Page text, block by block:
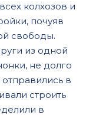
колхозов и
почуяв
свободы.
из одной
не долго
в
строить
в